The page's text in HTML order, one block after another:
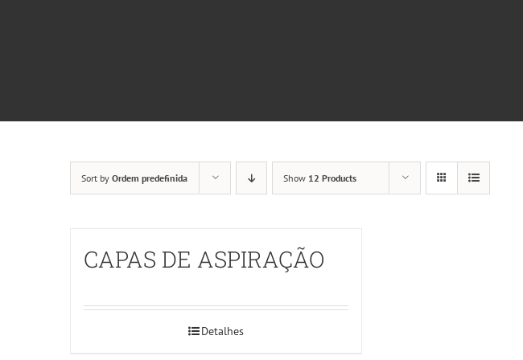
Sort by Ordem predefinida Show 12 Products
CAPAS DE ASPIRAÇÃO
Detalhes